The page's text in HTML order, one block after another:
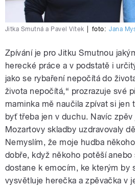
Jitka Smutná a Pavel Vítek foto: Jana
Zpívání je pro Jitku Smutnou
herecké práce a v podstatě i
jako se rybaření nepočítá do
života nepočítá,“ prozrazuje své
maminka mě naučila zpívat si jen
byť třeba jen v duchu. Navíc
Mozartovy skladby uzdravovaly
Nemyslím, že moje hudba
dobře, když někoho potěší
dostane k emocím, ke kterým by
vysvětluje herečka a zpěvačka v